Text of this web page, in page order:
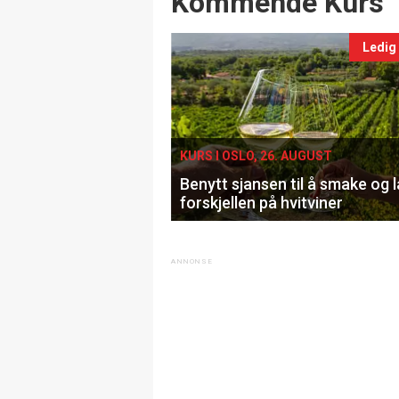
Ledig
KURS I OSLO, 26. AUGUST
Benytt sjansen til å smake og
forskjellen på hvitviner